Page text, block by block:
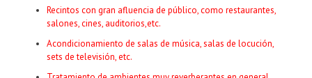
Recintos con gran afluencia de público, como restaurantes,
salones, cines, auditorios,etc.
Acondicionamiento de salas de música, salas de locución,
sets de televisión, etc.